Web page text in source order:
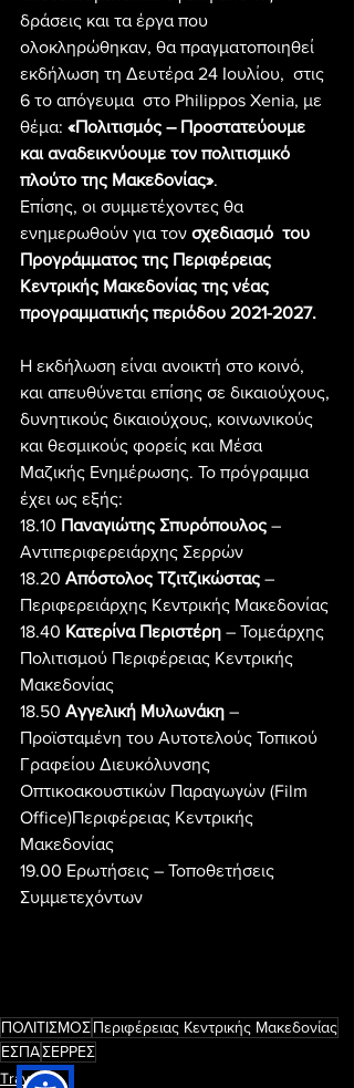
δράσεις και τα έργα που
ολοκληρώθηκαν, θα πραγματοποιηθεί
εκδήλωση τη Δευτέρα 24 Ιουλίου,  στις
6 το απόγευμα  στο Philippos Xenia, με
θέμα: «Πολιτισμός – Προστατεύουμε
και αναδεικνύουμε τον πολιτισμικό
πλούτο της Μακεδονίας».
Επίσης, οι συμμετέχοντες θα
ενημερωθούν για τον σχεδιασμό  του
Προγράμματος της Περιφέρειας
Κεντρικής Μακεδονίας της νέας
προγραμματικής περιόδου 2021-2027.
Η εκδήλωση είναι ανοικτή στο κοινό,
και απευθύνεται επίσης σε δικαιούχους,
δυνητικούς δικαιούχους, κοινωνικούς
και θεσμικούς φορείς και Μέσα
Μαζικής Ενημέρωσης. Το πρόγραμμα
έχει ως εξής:
18.10 Παναγιώτης Σπυρόπουλος –
Αντιπεριφερειάρχης Σερρών
18.20 Απόστολος Τζιτζικώστας –
Περιφερειάρχης Κεντρικής Μακεδονίας
18.40 Κατερίνα Περιστέρη – Τομεάρχης
Πολιτισμού Περιφέρειας Κεντρικής
Μακεδονίας
18.50 Αγγελική Μυλωνάκη –
Προϊσταμένη του Αυτοτελούς Τοπικού
Γραφείου Διευκόλυνσης
Οπτικοακουστικών Παραγωγών (Film
Office)Περιφέρειας Κεντρικής
Μακεδονίας
19.00 Ερωτήσεις – Τοποθετήσεις
Συμμετεχόντων
ΠΟΛΙΤΙΣΜΟΣΠεριφέρειας Κεντρικής Μακεδονίας
ΕΣΠΑΣΕΡΡΕΣ
Travel